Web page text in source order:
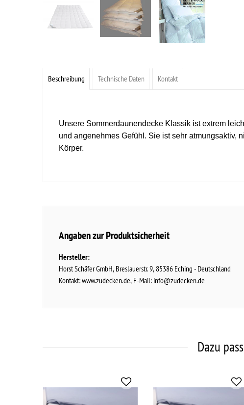
Beschreibung Technische Daten Kontakt
Unsere Sommerdaunendecke Klassik ist extrem
und angenehmes Gefühl. Sie ist sehr atmungsaktiv,
Körper.
Angaben zur Produktsicherheit
Hersteller:
Horst Schäfer GmbH Breslauerstr.9 85386 Eching Deutschland
Kontakt:www.zudecken.de E-Mail: info@zudecken.de
Dazu